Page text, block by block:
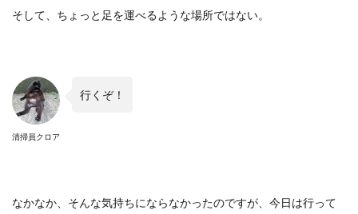
そして、ちょっと足を運べるような場所ではない。
清掃員クロア
行くぞ！
なかなか、そんな気持ちにならなかったのですが、今日は行って